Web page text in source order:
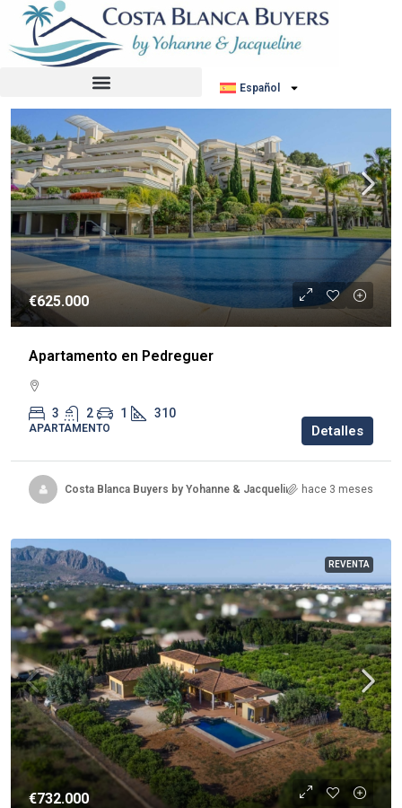
Español
Ordenar por: Orden por defecto
€625.000
Apartamento en Pedreguer
3 2 1 310
APARTAMENTO Detalles
Costa Blanca Buyers by Yohanne & Jacqueline hace 3 meses
REVENTA
€732.000